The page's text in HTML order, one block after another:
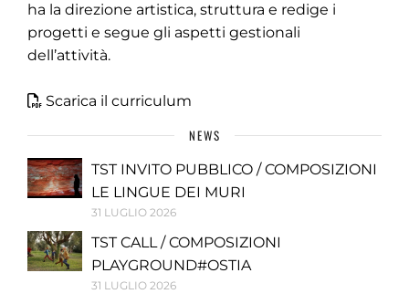
ha la direzione artistica, struttura e redige i
progetti e segue gli aspetti gestionali
dell’attività.
Scarica il curriculum
NEWS
TST INVITO PUBBLICO / COMPOSIZIONI
LE LINGUE DEI MURI
31 LUGLIO 2026
TST CALL / COMPOSIZIONI
PLAYGROUND#OSTIA
31 LUGLIO 2026